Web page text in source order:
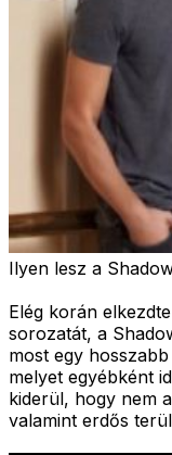
Ilyen lesz a
Elég korán
sorozatát, a
most egy
melyet egyébként
kiderül, hogy nem
valamint erdős